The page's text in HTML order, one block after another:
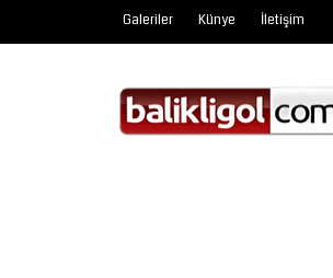
Galeriler Künye İletişim